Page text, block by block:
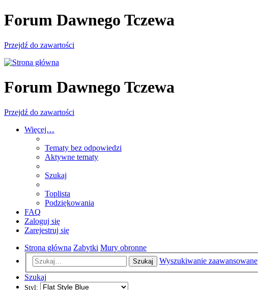
Forum Dawnego Tczewa
Przejdź do zawartości
Forum Dawnego Tczewa
Przejdź do zawartości
Więcej…
Tematy bez odpowiedzi
Aktywne tematy
Szukaj
Toplista
Podziękowania
FAQ
Zaloguj się
Zarejestruj się
Strona główna Zabytki Mury obronne
Szukaj
Wyszukiwanie zaawansowane
Szukaj
Styl: